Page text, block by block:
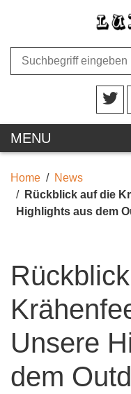
MENU
Home
News
Rückblick auf die
Highlights aus dem
Unsere
dem